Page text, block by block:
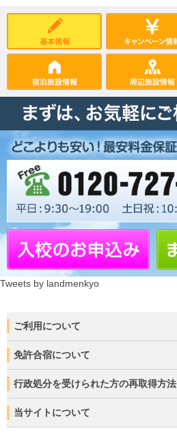
Tweets by landmenkyo
ご利用について
免許合宿について
行政処分を受けられた方の再取得方法
当サイトについて